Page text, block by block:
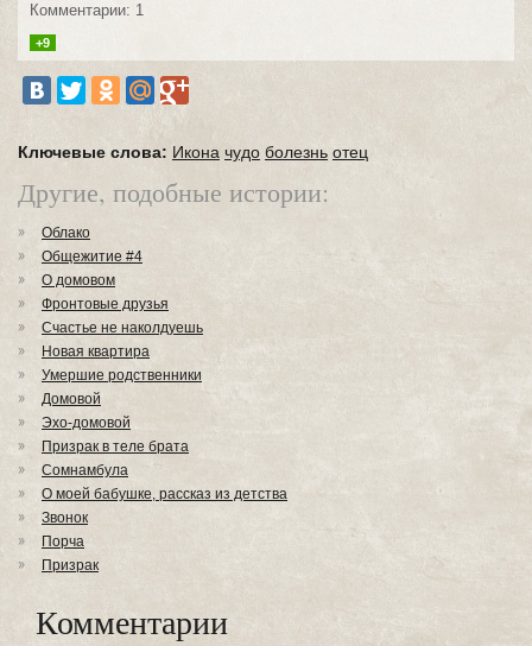
Комментарии: 1
+9
Ключевые слова: Икона чудо болезнь отец
Другие, подобные истории:
Облако
Общежитие #4
О домовом
Фронтовые друзья
Счастье не наколдуешь
Новая квартира
Умершие родственники
Домовой
Эхо-домовой
Призрак в теле брата
Сомнамбула
О моей бабушке, рассказ из детства
Звонок
Порча
Призрак
Комментарии